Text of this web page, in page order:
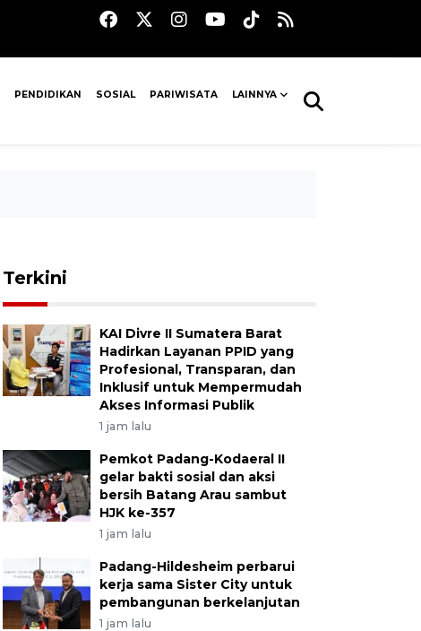
PENDIDIKAN SOSIAL PARIWISATA LAINNYA
Terkini
KAI Divre II Sumatera Barat
Hadirkan Layanan PPID yang
Profesional, Transparan, dan
Inklusif untuk Mempermudah
Akses Informasi Publik
1 jam lalu
Pemkot Padang-Kodaeral II
gelar bakti sosial dan aksi
bersih Batang Arau sambut
HJK ke-357
1 jam lalu
Padang-Hildesheim perbarui
kerja sama Sister City untuk
pembangunan berkelanjutan
1 jam lalu